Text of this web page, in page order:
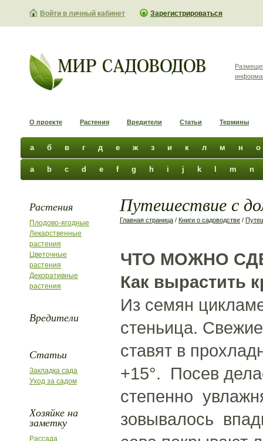
Войти в личный кабинет Зарегистрироваться
О проекте Растения Вредители Статьи Термины
а б в г д е ж з и к л м н о
a b c d e f g h i j k m n
Растения
Плодово-ягодные
Лекарственные
растения
Цветочные
растения
Декоративные
растения
Вредители
Статьи
Закладка сада
Уход за садом
Хозяйке на
заметку
Рассада
Путешествие с
Главная страница / Книги о садоводстве /
ЧТО МОЖНО
Как вырастить
Из семян
стеньица.
ставят в
+15°. Посев
степенно
зовывалось